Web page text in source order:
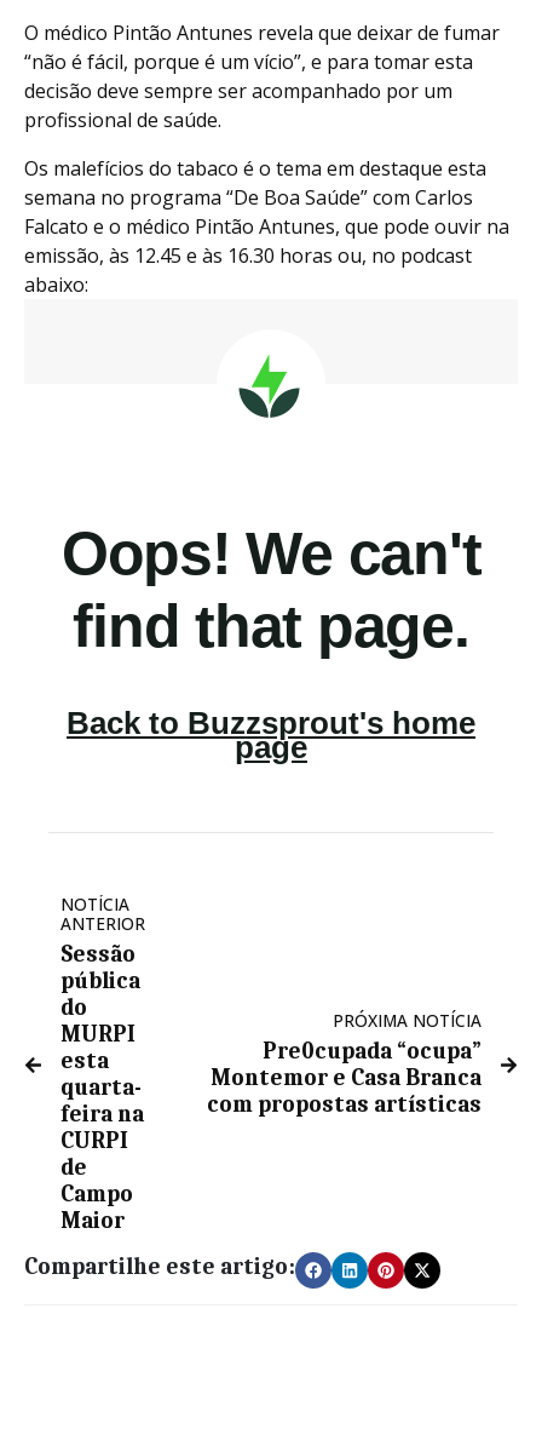
O médico Pintão Antunes revela que deixar de fumar
“não é fácil, porque é um vício”, e para tomar esta
decisão deve sempre ser acompanhado por um
profissional de saúde.
Os malefícios do tabaco é o tema em destaque esta
semana no programa “De Boa Saúde” com Carlos
Falcato e o médico Pintão Antunes, que pode ouvir na
emissão, às 12.45 e às 16.30 horas ou, no podcast
abaixo:
NOTÍCIA
ANTERIOR
Sessão
pública
do
MURPI
esta
quarta-
feira na
CURPI
de
Campo
Maior
PRÓXIMA NOTÍCIA
Pre0cupada “ocupa”
Montemor e Casa Branca
com propostas artísticas
Compartilhe este artigo: